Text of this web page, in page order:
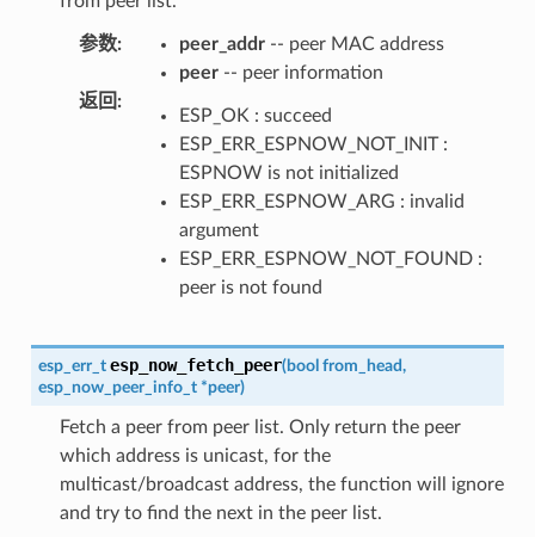
参数: peer_addr-- peer MAC address
peer-- peer information
返回 :
ESP_OK : succeed
ESP_ERR_ESPNOW_NOT_INIT :
ESPNOW is not initialized
ESP_ERR_ESPNOW_ARG : invalid
argument
ESP_ERR_ESPNOW_NOT_FOUND :
peer is not found
esp_err_t esp_now_fetch_peer(bool from_head,
esp_now_peer_info_t *peer)
Fetch a peer from peer list. Only return the peer
which address is unicast, for the
multicast/broadcast address, the function will ignore
and try to find the next in the peer list.